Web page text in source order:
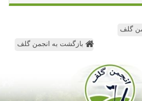
گلف
بازگشت به انجمن گلف